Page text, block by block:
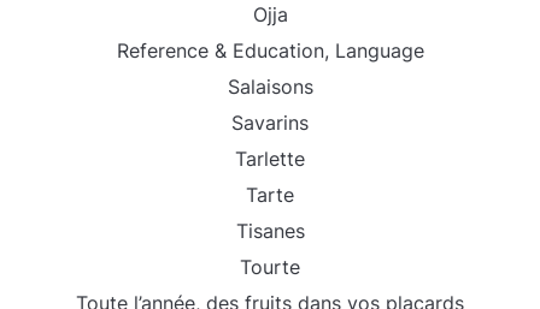
Ojja
Reference & Education, Language
Salaisons
Savarins
Tarlette
Tarte
Tisanes
Tourte
Toute l’année, des fruits dans vos placards